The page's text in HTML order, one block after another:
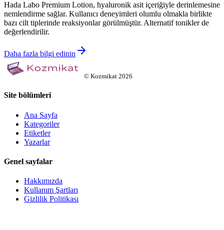
Hada Labo Premium Lotion, hyaluronik asit içeriğiyle derinlemesine
nemlendirme sağlar. Kullanıcı deneyimleri olumlu olmakla birlikte
bazı cilt tiplerinde reaksiyonlar görülmüştür. Alternatif tonikler de
değerlendirilir.
Daha fazla bilgi edinin
© Kozmikat 2026
Site bölümleri
Ana Sayfa
Kategoriler
Etiketler
Yazarlar
Genel sayfalar
Hakkımızda
Kullanım Şartları
Gizlilik Politikası